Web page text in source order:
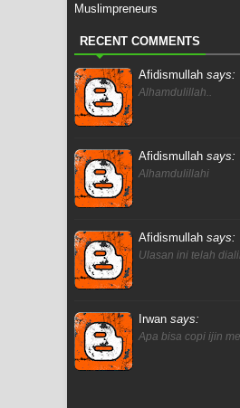
Muslimpreneurs
RECENT COMMENTS
Afidismullah says:
Alhamdulillah..
Afidismullah says:
Alhamdulillahi
Afidismullah says:
Ulasan ini telah
Irwan says:
Apa bisa copi ijin